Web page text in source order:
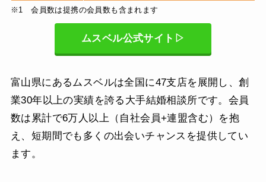
※1 会員数は提携の会員数も含まれます
ムスベル公式サイト▷
富山県にあるムスベルは全国に47支店を展開し、創
業30年以上の実績を誇る大手結婚相談所です。会員
数は累計で6万人以上（自社会員+連盟含む）を抱
え、短期間でも多くの出会いチャンスを提供してい
ます。